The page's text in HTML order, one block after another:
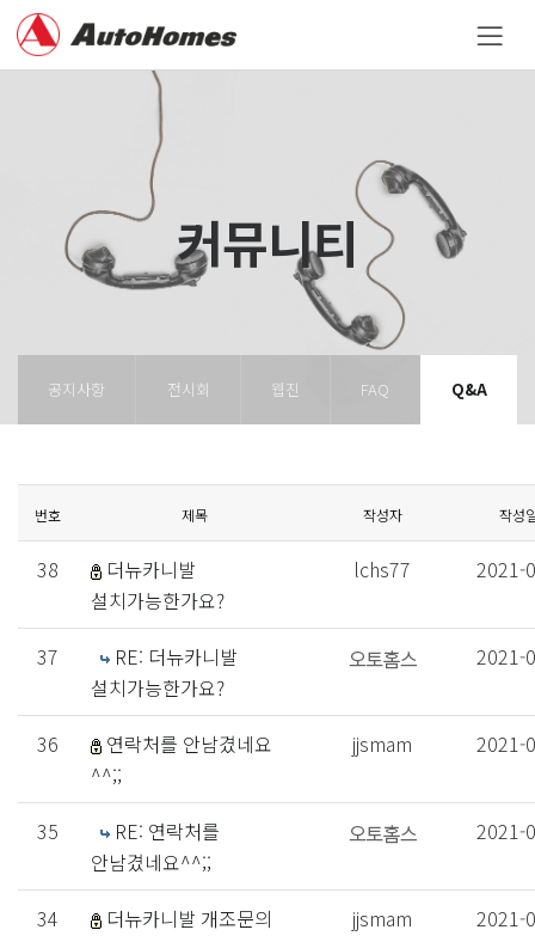
커뮤니티
공지사항 전시회 웹진 FAQ Q&A
번호 제목 작성자 작성
38
더뉴카니발
설치가능한가요?
lchs77 2021-
37
RE: 더뉴카니발
설치가능한가요?
2021-
36
연락처를 안남겼네요
^^;;
jjsmam 2021-
35
RE: 연락처를
안남겼네요^^;;
2021-
34 더뉴카니발 개조문의 jjsmam
2021-